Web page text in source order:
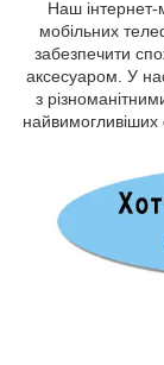
Наш інтернет-
мобільних
забезпечити
аксесуаром. У
з